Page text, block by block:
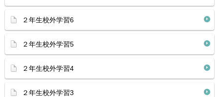
２年生校外学習6
２年生校外学習5
２年生校外学習4
２年生校外学習3